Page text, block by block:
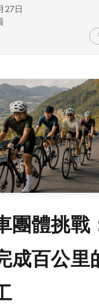
27日
團體挑戰
成百公里